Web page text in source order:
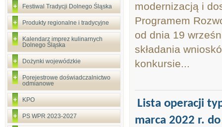
Festiwal Tradycji Dolnego Śląska
Produkty regionalne i tradycyjne
Kalendarz imprez kulinarnych
Dolnego Śląska
Dożynki wojewódzkie
Porejestrowe doświadczalnictwo
odmianowe
KPO
PS WPR 2023-2027
modernizacją i
Programem
od dnia 19
składania
konkursie...
Lista operacji
marca 2022 r.